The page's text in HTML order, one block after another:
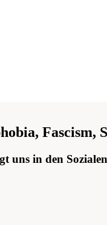
Fascism,
uns in den